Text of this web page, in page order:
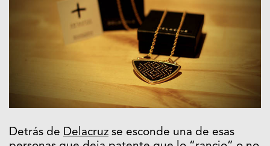
Detrás de Delacruz se esconde una de esas